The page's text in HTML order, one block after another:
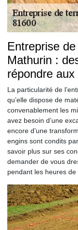
Entreprise
Mathurin :
répondre
La particularité de
qu’elle dispose de
convenablement les
avez besoin d’une
encore d’une
engins sont condits
savoir plus sur ses
demander de vous
pendant les heures de